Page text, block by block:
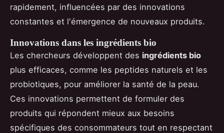
rapidement, influencées par des innovations
constantes et l'émergence de nouveaux produits.
Innovations dans les ingrédients bio
Les chercheurs développent des ingrédients bio
plus efficaces, comme les peptides naturels et les
probiotiques, pour améliorer la santé de la peau.
Ces innovations permettent de formuler des
produits qui répondent mieux aux besoins
spécifiques des consommateurs tout en respectant